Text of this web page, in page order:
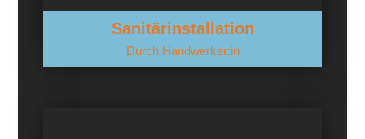
Sanitärinstallation
Durch Handwerker:in